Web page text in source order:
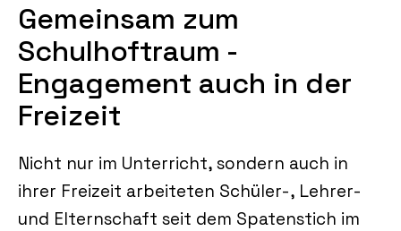
Gemeinsam zum
Schulhoftraum -
Engagement auch in der
Freizeit
Nicht nur im Unterricht, sondern auch in
ihrer Freizeit arbeiteten Schüler-, Lehrer-
und Elternschaft seit dem Spatenstich im